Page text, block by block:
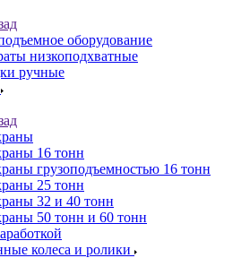
оборудование
низкоподхватные
ручные
16 тонн
грузоподъемностью 16 тонн
25 тонн
32 и 40 тонн
50 тонн и 60 тонн
колеса и ролики